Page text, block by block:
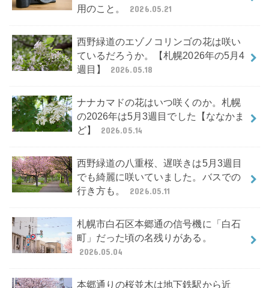
用のこと。
2026.05.21
西野緑道のエゾノコリンゴの花は咲い
ているだろうか。【札幌2026年の5月4
週目】
2026.05.18
ナナカマドの花はいつ咲くのか。札幌
の2026年は5月3週目でした【ななかま
ど】
2026.05.14
西野緑道の八重桜、遅咲きは5月3週目
でも綺麗に咲いていました。バスでの
行き方も。
2026.05.11
札幌市白石区本郷通の信号機に「白石
町」だった頃の名残りがある。
2026.05.04
本郷通りの桜並木は地下鉄駅から近